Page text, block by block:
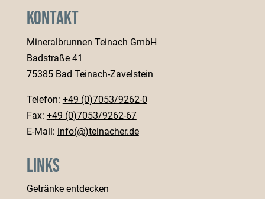
Kontakt
Mineralbrunnen Teinach GmbH
Badstraße 41
75385 Bad Teinach-Zavelstein
Telefon: +49 (0)7053/9262-0
Fax: +49 (0)7053/9262-67
E-Mail: info(@)teinacher.de
Links
Getränke entdecken